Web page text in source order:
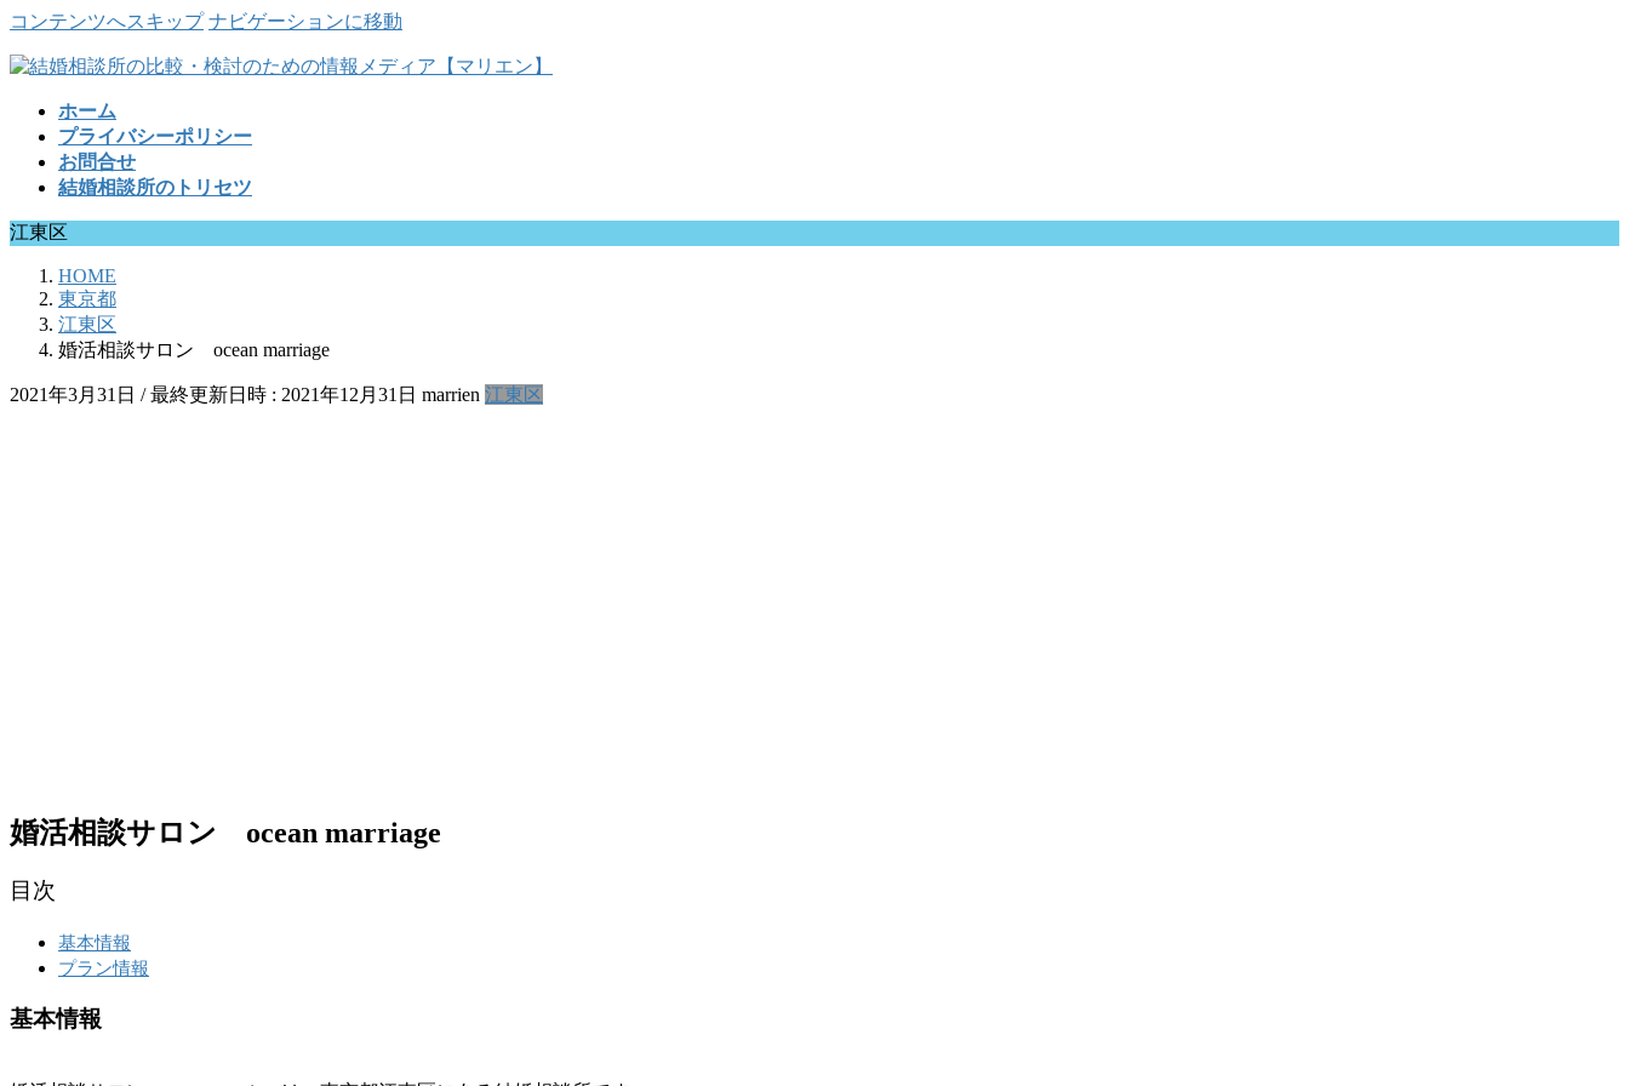
コンテンツへスキップ ナビゲーションに移動
ホーム
プライバシーポリシー
お問合せ
結婚相談所のトリセツ
江東区
HOME
東京都
江東区
婚活相談サロン ocean marriage
2021年3月31日 / 最終更新日時 : 2021年12月31日 marrien 江東区
婚活相談サロン ocean marriage
目次
基本情報
プラン情報
基本情報